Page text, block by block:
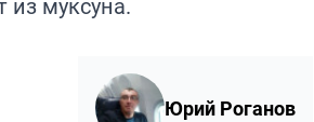
Юрий Роганов